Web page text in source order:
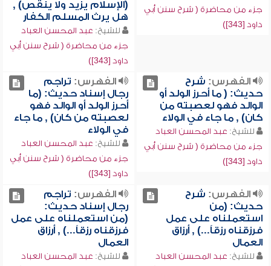
جزء من محاضرة ( شرح سنن أبي
داود [343])
(الإسلام يزيد ولا ينقص) ,
هل يرث المسلم الكفار
للشيخ: عبد المحسن العباد
جزء من محاضرة ( شرح سنن أبي
داود [343])
الفهرس: شرح
حديث: ( ما أحرز الولد أو
الوالد فهو لعصبته من
كان) , ما جاء في الولاء
للشيخ: عبد المحسن العباد
جزء من محاضرة ( شرح سنن أبي
داود [343])
الفهرس: تراجم
رجال إسناد حديث: (ما
أحرز الولد أو الوالد فهو
لعصبته من كان) , ما جاء
في الولاء
للشيخ: عبد المحسن العباد
جزء من محاضرة ( شرح سنن أبي
داود [343])
الفهرس: شرح
حديث: (من
استعملناه على عمل
فرزقناه رزقاً...) , أرزاق
العمال
للشيخ: عبد المحسن العباد
الفهرس: تراجم
رجال إسناد حديث:
(من استعملناه على عمل
فرزقناه رزقاً...) , أرزاق
العمال
للشيخ: عبد المحسن العباد